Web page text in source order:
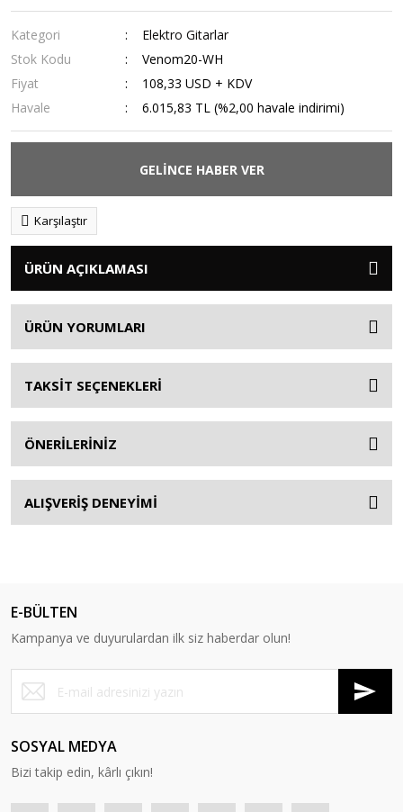
Kategori
Elektro Gitarlar
Stok Kodu
Venom20-WH
Fiyat
108,33 USD + KDV
Havale
6.015,83 TL (%2,00 havale indirimi)
GELİNCE HABER VER
Karşılaştır
ÜRÜN AÇIKLAMASI
ÜRÜN YORUMLARI
TAKSİT SEÇENEKLERİ
ÖNERİLERİNİZ
ALIŞVERİŞ DENEYİMİ
E-BÜLTEN
Kampanya ve duyurulardan ilk siz haberdar olun!
SOSYAL MEDYA
Bizi takip edin, kârlı çıkın!